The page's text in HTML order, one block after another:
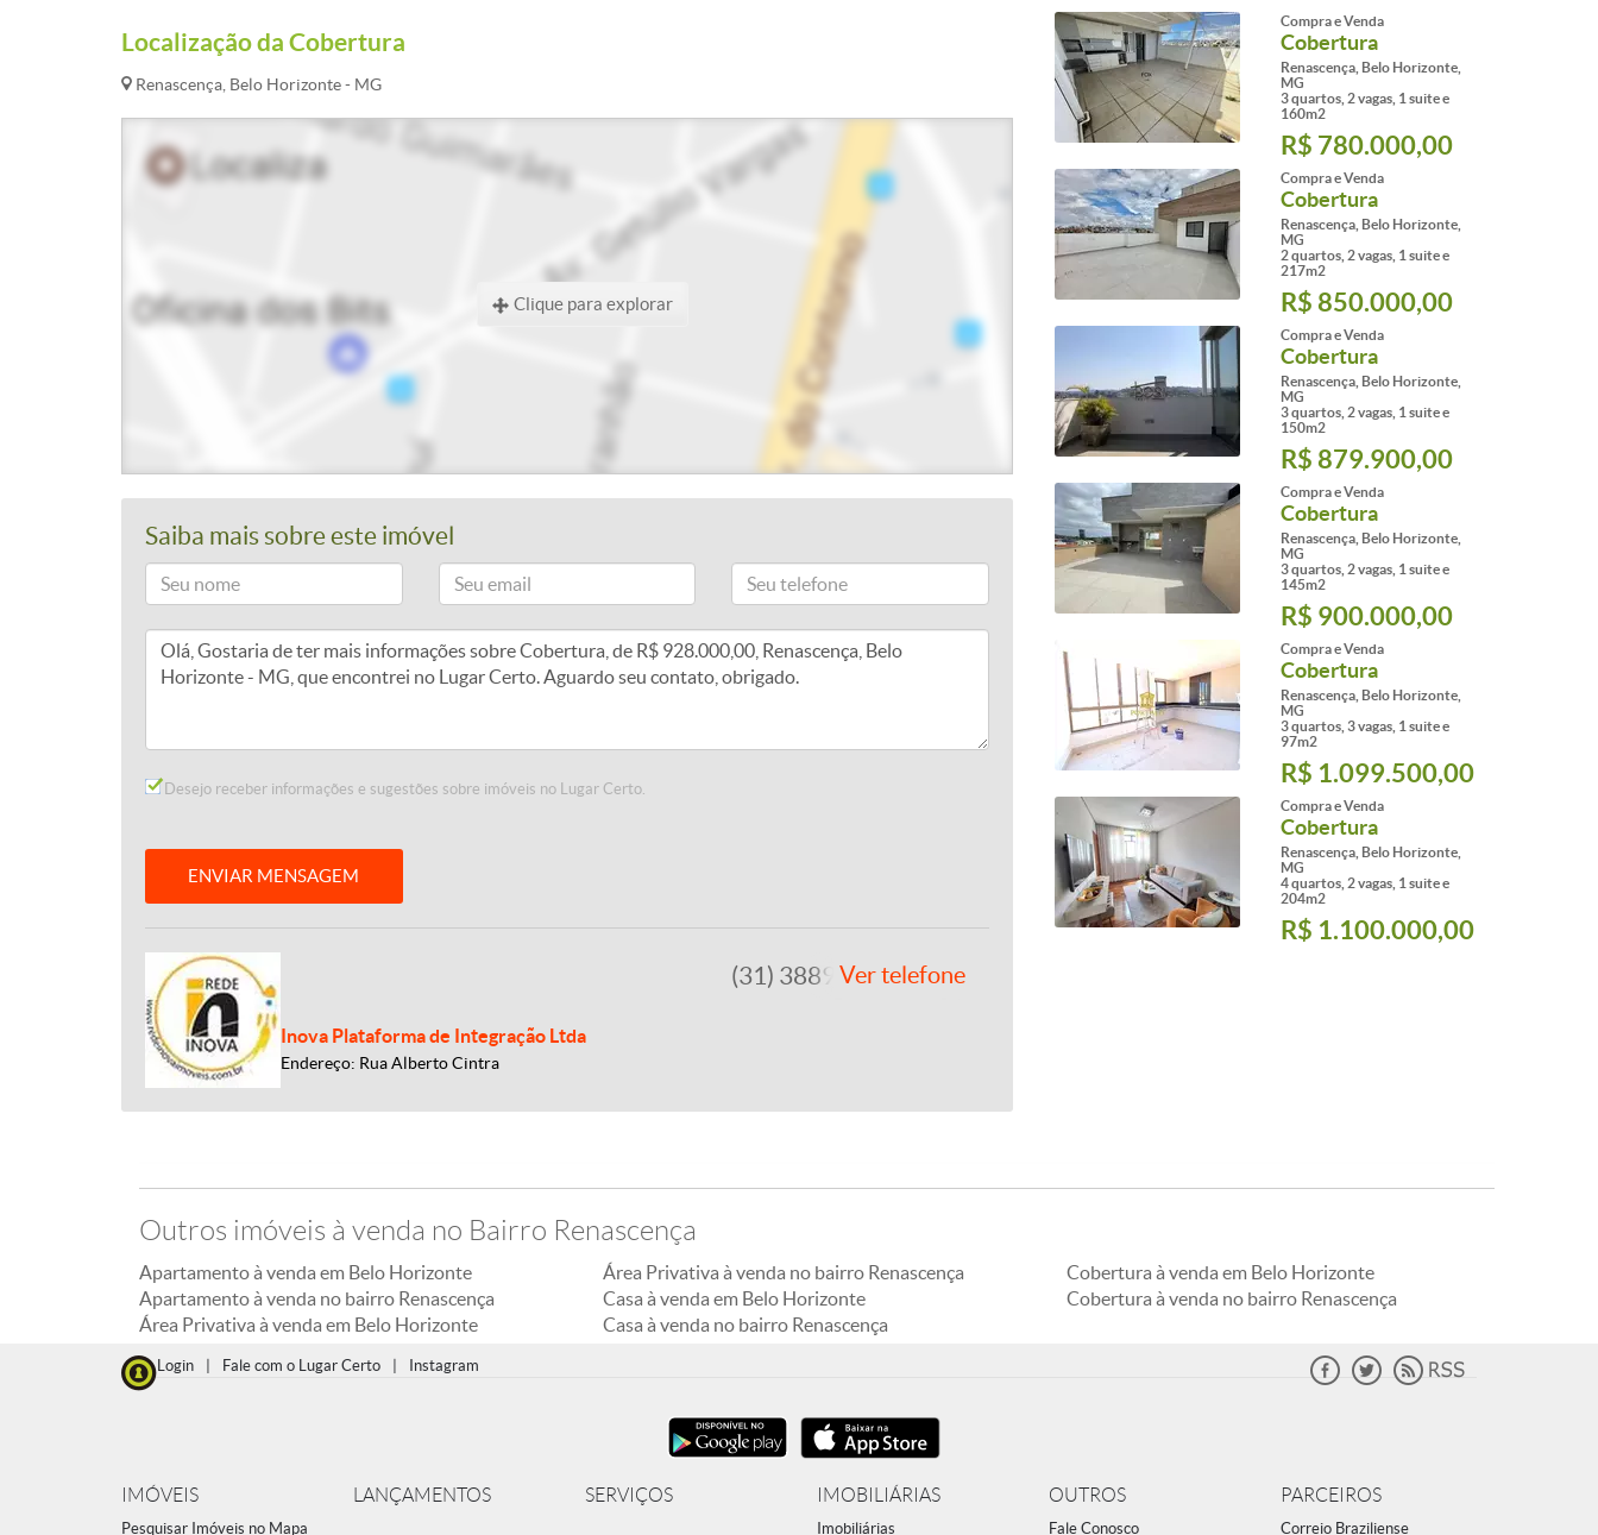
Localização da Cobertura
Renascença, Belo Horizonte - MG
Clique para explorar
Saiba mais sobre este imóvel
Desejo receber informações e sugestões sobre imóveis no Lugar Certo.
ENVIAR MENSAGEM
Inova Plataforma de Integração Ltda
Endereço: Rua Alberto Cintra
(31) 3889-4765Ver telefone
Compra e Venda
Cobertura
Renascença, Belo Horizonte,
MG
3 quartos, 2 vagas, 1 suite e
160m2
R$ 780.000,00
Compra e Venda
Cobertura
Renascença, Belo Horizonte,
MG
2 quartos, 2 vagas, 1 suite e
217m2
R$ 850.000,00
Compra e Venda
Cobertura
Renascença, Belo Horizonte,
MG
3 quartos, 2 vagas, 1 suite e
150m2
R$ 879.900,00
Compra e Venda
Cobertura
Renascença, Belo Horizonte,
MG
3 quartos, 2 vagas, 1 suite e
145m2
R$ 900.000,00
Compra e Venda
Cobertura
Renascença, Belo Horizonte,
MG
3 quartos, 3 vagas, 1 suite e
97m2
R$ 1.099.500,00
Compra e Venda
Cobertura
Renascença, Belo Horizonte,
MG
4 quartos, 2 vagas, 1 suite e
204m2
R$ 1.100.000,00
Outros imóveis à venda no Bairro Renascença
Apartamento à venda em Belo Horizonte
Apartamento à venda no bairro Renascença
Área Privativa à venda em Belo Horizonte
Área Privativa à venda no bairro Renascença
Casa à venda em Belo Horizonte
Casa à venda no bairro Renascença
Cobertura à venda em Belo Horizonte
Cobertura à venda no bairro Renascença
Login Fale com o Lugar Certo Instagram
IMÓVEIS
Pesquisar Imóveis no Mapa
LANÇAMENTOS SERVIÇOS IMOBILIÁRIAS
Imobiliárias
OUTROS
Fale Conosco
PARCEIROS
Correio Braziliense